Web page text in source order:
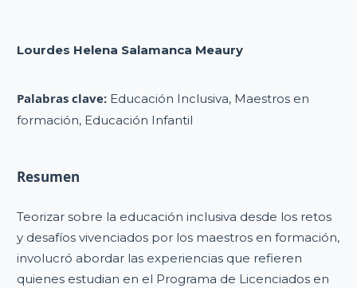
Lourdes Helena Salamanca Meaury
Palabras clave: Educación Inclusiva, Maestros en
formación, Educación Infantil
Resumen
Teorizar sobre la educación inclusiva desde los retos
y desafíos vivenciados por los maestros en formación,
involucró abordar las experiencias que refieren
quienes estudian en el Programa de Licenciados en